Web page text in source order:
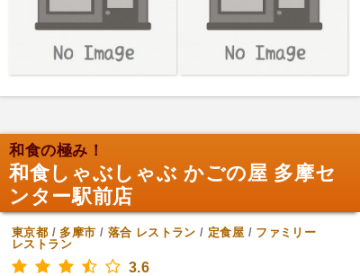
和食の極み！
和食しゃぶしゃぶ かごの屋 多摩セ
ンター駅前店
東京都 / 多摩市 / 落合 レストラン / 定食屋 / ファミリー
レストラン
3.6